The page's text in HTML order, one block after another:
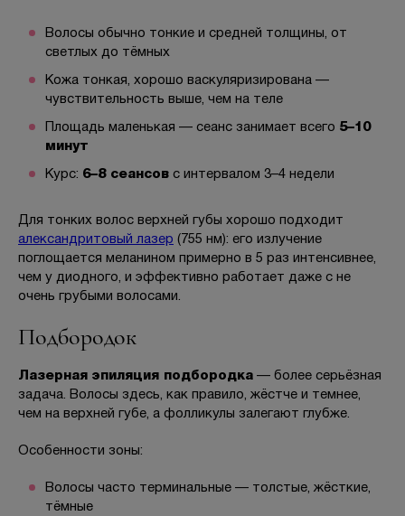
Волосы обычно тонкие и средней толщины, от
светлых до тёмных
Кожа тонкая, хорошо васкуляризирована —
чувствительность выше, чем на теле
Площадь маленькая — сеанс занимает всего 5–10
минут
Курс: 6–8 сеансов с интервалом 3–4 недели
Для тонких волос верхней губы хорошо подходит
александритовый лазер (755 нм): его излучение
поглощается меланином примерно в 5 раз интенсивнее,
чем у диодного, и эффективно работает даже с не
очень грубыми волосами.
Подбородок
Лазерная эпиляция подбородка — более серьёзная
задача. Волосы здесь, как правило, жёстче и темнее,
чем на верхней губе, а фолликулы залегают глубже.
Особенности зоны:
Волосы часто терминальные — толстые, жёсткие,
тёмные